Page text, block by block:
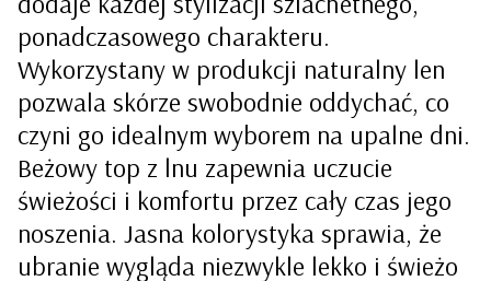
ponadczasowego charakteru.
Wykorzystany w produkcji naturalny len
pozwala skórze swobodnie oddychać, co
czyni go idealnym wyborem na upalne dni.
Beżowy top z lnu zapewnia uczucie
świeżości i komfortu przez cały czas jego
noszenia. Jasna kolorystyka sprawia, że
ubranie wygląda niezwykle lekko i świeżo